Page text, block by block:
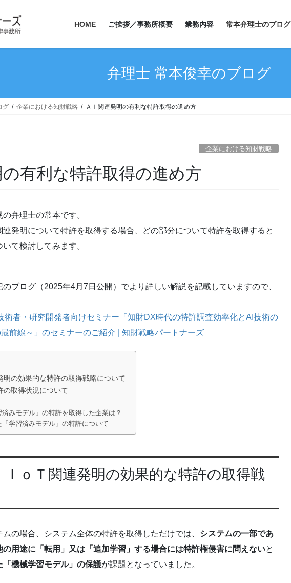
HOME ご挨拶／事務所概要 業務内容 常本弁理士のブログ
弁理士 常本俊幸のブログ
グ 企業における知財戦略 ＡＩ関連発明の有利な特許取得の進め方
企業における知財戦略
の有利な特許取得の進め方
弁理士の常本です。
発明について特許を取得する場合、どの部分について特許を取得すると
て検討してみます。
ブログ（2025年4月7日公開）でより詳しい解説を記載していますので、
術者・研究開発者向けセミナー「知財DX時代の特許調査効率化とAI技術の
前線～」のセミナーのご紹介 | 知財戦略パートナーズ
明の効果的な特許の取得戦略について
の取得状況について
済みモデル」の特許を取得した企業は？
「学習済みモデル」の特許について
ＩｏＴ関連発明の効果的な特許の取得戦
の場合、システム全体の特許を取得しただけでは、 システムの一部であ
用途に「転用」又は「追加学習」する場合には特許権侵害に問えないと
「機械学習モデル」の保護が課題となっていました。